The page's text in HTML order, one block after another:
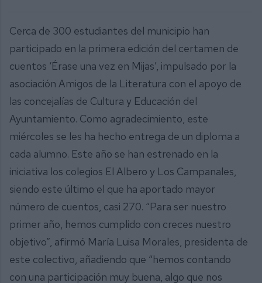
Cerca de 300 estudiantes del municipio han
participado en la primera edición del certamen de
cuentos ‘Érase una vez en Mijas’, impulsado por la
asociación Amigos de la Literatura con el apoyo de
las concejalías de Cultura y Educación del
Ayuntamiento. Como agradecimiento, este
miércoles se les ha hecho entrega de un diploma a
cada alumno. Este año se han estrenado en la
iniciativa los colegios El Albero y Los Campanales,
siendo este último el que ha aportado mayor
número de cuentos, casi 270. “Para ser nuestro
primer año, hemos cumplido con creces nuestro
objetivo”, afirmó María Luisa Morales, presidenta de
este colectivo, añadiendo que “hemos contando
con una participación muy buena, algo que nos